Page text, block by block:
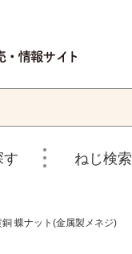
す ねじ検索
銅 蝶ナット(金属製メネジ)